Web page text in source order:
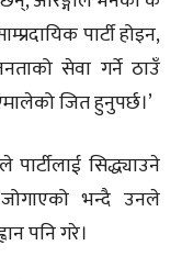
पार्टी होइन,
सेवा गर्ने ठाउँ
जित हुनुपर्छ।’
पार्टीलाई सिद्ध्याउने
भन्दै उनले
पनि गरे।